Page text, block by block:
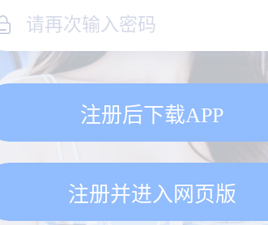
注册后下载APP
注册并进入网页版